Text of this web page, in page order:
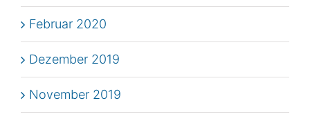
Februar 2020
Dezember 2019
November 2019